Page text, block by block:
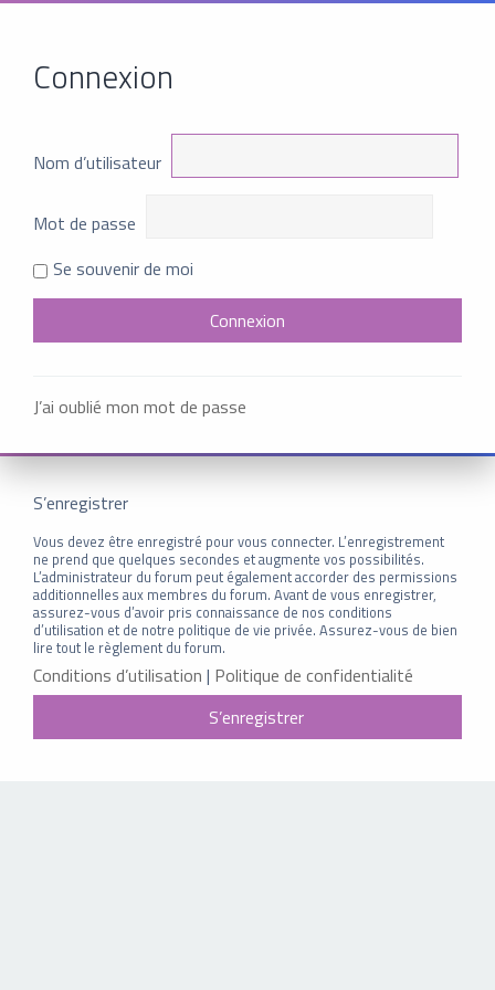
Connexion
Nom d’utilisateur
Mot de passe
Se souvenir de moi
J’ai oublié mon mot de passe
S’enregistrer
Vous devez être enregistré pour vous connecter. L’enregistrement
ne prend que quelques secondes et augmente vos possibilités.
L’administrateur du forum peut également accorder des permissions
additionnelles aux membres du forum. Avant de vous enregistrer,
assurez-vous d’avoir pris connaissance de nos conditions
d’utilisation et de notre politique de vie privée. Assurez-vous de bien
lire tout le règlement du forum.
Conditions d’utilisation | Politique de confidentialité
S’enregistrer